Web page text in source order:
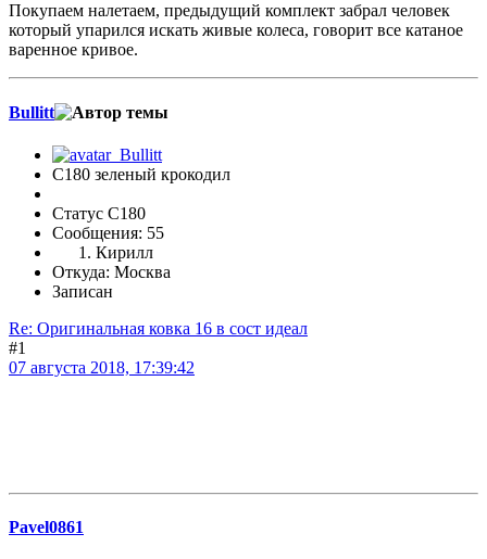
Покупаем налетаем, предыдущий комплект забрал человек
который упарился искать живые колеса, говорит все катаное
варенное кривое.
Bullitt
С180 зеленый крокодил
Статус C180
Сообщения: 55
Кирилл
Откуда: Москва
Записан
Re: Оригинальная ковка 16 в сост идеал
#1
07 августа 2018, 17:39:42
Pavel0861